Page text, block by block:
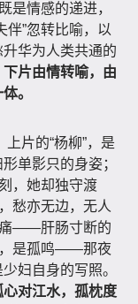
是情感的递进，
伴”忽转比喻，以
华为人类共通的
下片由情转喻，由
。
上片的“杨柳”，是
单影只的身姿；
，她却独守渡
愁亦无边，无人
痛——肝肠寸断的
，是孤鸣——那夜
妇自身的写照。
对江水，孤枕度